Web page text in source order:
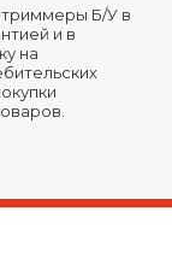
Б/У в
и в
на